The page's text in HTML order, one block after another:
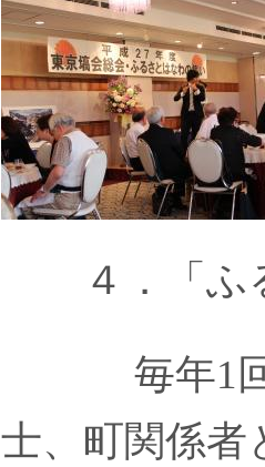
４．「ふ
毎年1回、
士、町関係者